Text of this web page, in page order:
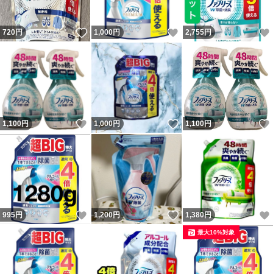
720円 いいね！
1,000円 いいね！
2,755円
1,100円 いいね！
1,000円 いいね！
1,100円
995円 いいね！
1,200円 いいね！
1,380円
最大10%対象